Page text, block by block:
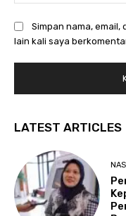
Simpan nama,
lain kali saya
LATEST ARTICLES